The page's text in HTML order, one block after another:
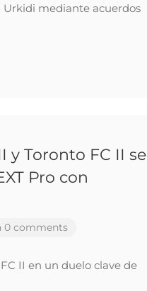
Urkidi mediante acuerdos
y Toronto FC II se
Pro con
0 comments
II en un duelo clave de